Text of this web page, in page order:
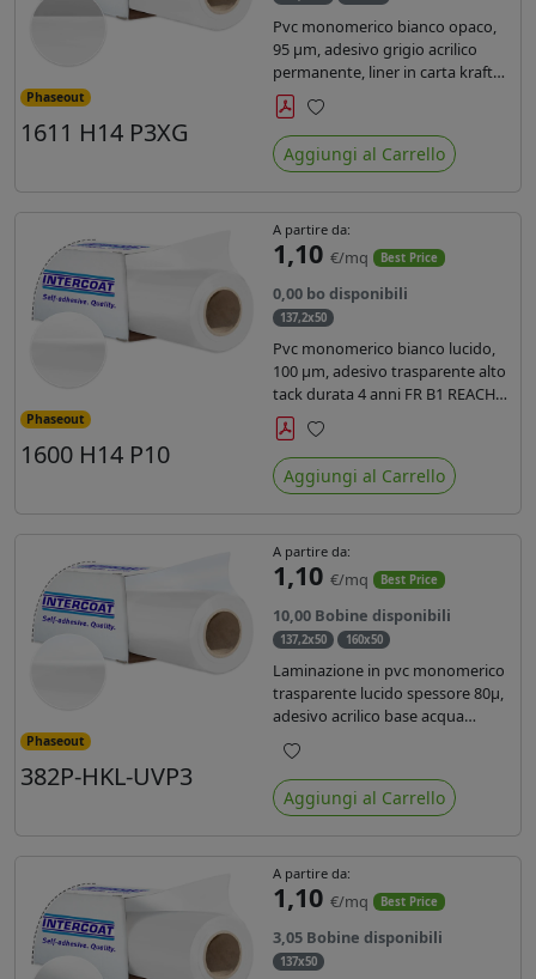
Phaseout
1611 H14 P3XG
Pvc monomerico bianco opaco,
95 µm, adesivo grigio acrilico
permanente, liner in carta kraft
siliconata 135gr/mq. Durata 3
anni, certificato FR B1, conforme
al REACH, stampa con ink
solvente, ecosolvente, uv e latex (
Preferiti
Aggiungi al Carrello
Phaseout
1600 H14 P10
A partire da:
1,10 €/mq Best Price
0,00 bo disponibili
137,2x50
Pvc monomerico bianco lucido,
100 µm, adesivo trasparente alto
tack durata 4 anni FR B1 REACH
per stampa solvente ecosolvente
uv latex, Liner in carta KRAFT
monosiliconata 135gr. brand
Intercoat.
Preferiti
Aggiungi al Carrello
Phaseout
382P-HKL-UVP3
A partire da:
1,10 €/mq Best Price
10,00 Bobine disponibili
137,2x50 160x50
Laminazione in pvc monomerico
trasparente lucido spessore 80µ,
adesivo acrilico base acqua
permanente, liner in carta
glassine siliconata da 72 gr. Durata
3 anni, ideale per laminare stampe
con ink solvente, eco-solvente e
Preferiti
Aggiungi al Carrello
A partire da:
1,10 €/mq Best Price
3,05 Bobine disponibili
137x50